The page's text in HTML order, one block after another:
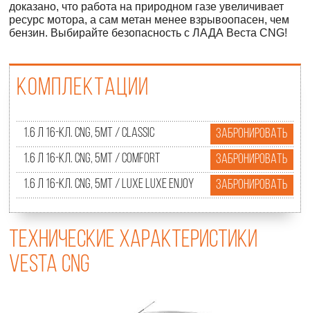
доказано, что работа на природном газе увеличивает
ресурс мотора, а сам метан менее взрывоопасен, чем
бензин. Выбирайте безопасность с ЛАДА Веста CNG!
Комплектации
1.6 л 16-кл. CNG, 5МТ / Classic
Забронировать
1.6 л 16-кл. CNG, 5МТ / Comfort
Забронировать
1.6 л 16-кл. CNG, 5МТ / Luxe Luxe EnjoY
Забронировать
Технические характеристики
Vesta CNG